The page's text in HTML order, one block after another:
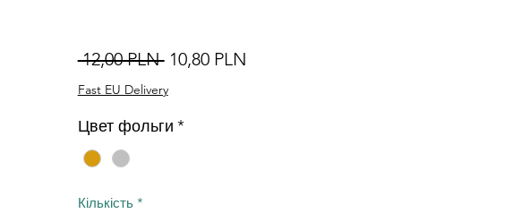
12,00 PLN Звичайна
ціна
10,80 PLN
Fast EU Delivery
Цвет фольги *
Кількість *